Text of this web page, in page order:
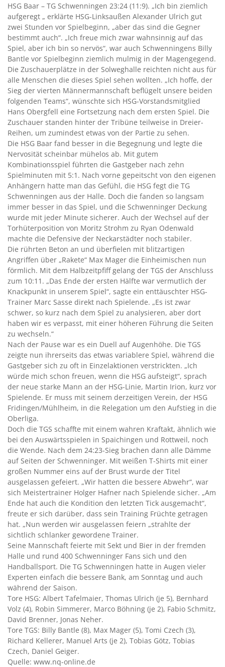
HSG Baar – TG Schwenningen 23:24 (11:9). „Ich bin ziemlich
aufgeregt „ erklärte HSG-Linksaußen Alexander Ulrich gut
zwei Stunden vor Spielbeginn, „aber das sind die Gegner
bestimmt auch“. „Ich freue mich zwar wahnsinnig auf das
Spiel, aber ich bin so nervös“, war auch Schwenningens Billy
Bantle vor Spielbeginn ziemlich mulmig in der Magengegend.
Die Zuschauerplätze in der Solweghalle reichten nicht aus für
alle Menschen die dieses Spiel sehen wollten. „Ich hoffe, der
Sieg der vierten Männermannschaft beflügelt unsere beiden
folgenden Teams“, wünschte sich HSG-Vorstandsmitglied
Hans Obergfell eine Fortsetzung nach dem ersten Spiel. Die
Zuschauer standen hinter der Tribüne teilweise in Dreier-
Reihen, um zumindest etwas von der Partie zu sehen.
Die HSG Baar fand besser in die Begegnung und legte die
Nervosität scheinbar mühelos ab. Mit gutem
Kombinationsspiel führten die Gastgeber nach zehn
Spielminuten mit 5:1. Nach vorne gepeitscht von den eigenen
Anhängern hatte man das Gefühl, die HSG fegt die TG
Schwenningen aus der Halle. Doch die fanden so langsam
immer besser in das Spiel, und die Schwenninger Deckung
wurde mit jeder Minute sicherer. Auch der Wechsel auf der
Torhüterposition von Moritz Strohm zu Ryan Odenwald
machte die Defensive der Neckarstädter noch stabiler.
Die rührten Beton an und überfielen mit blitzartigen
Angriffen über „Rakete“ Max Mager die Einheimischen nun
förmlich. Mit dem Halbzeitpfiff gelang der TGS der Anschluss
zum 10:11. „Das Ende der ersten Hälfte war vermutlich der
Knackpunkt in unserem Spiel“, sagte ein enttäuschter HSG-
Trainer Marc Sasse direkt nach Spielende. „Es ist zwar
schwer, so kurz nach dem Spiel zu analysieren, aber dort
haben wir es verpasst, mit einer höheren Führung die Seiten
zu wechseln.“
Nach der Pause war es ein Duell auf Augenhöhe. Die TGS
zeigte nun ihrerseits das etwas variablere Spiel, während die
Gastgeber sich zu oft in Einzelaktionen verstrickten. „Ich
würde mich schon freuen, wenn die HSG aufsteigt“, sprach
der neue starke Mann an der HSG-Linie, Martin Irion, kurz vor
Spielende. Er muss mit seinem derzeitigen Verein, der HSG
Fridingen/Mühlheim, in die Relegation um den Aufstieg in die
Oberliga.
Doch die TGS schaffte mit einem wahren Kraftakt, ähnlich wie
bei den Auswärtsspielen in Spaichingen und Rottweil, noch
die Wende. Nach dem 24:23-Sieg brachen dann alle Dämme
auf Seiten der Schwenninger. Mit weißen T-Shirts mit einer
großen Nummer eins auf der Brust wurde der Titel
ausgelassen gefeiert. „Wir hatten die bessere Abwehr“, war
sich Meistertrainer Holger Hafner nach Spielende sicher. „Am
Ende hat auch die Kondition den letzten Tick ausgemacht“,
freute er sich darüber, dass sein Training Früchte getragen
hat. „Nun werden wir ausgelassen feiern „strahlte der
sichtlich schlanker gewordene Trainer.
Seine Mannschaft feierte mit Sekt und Bier in der fremden
Halle und rund 400 Schwenninger Fans sich und den
Handballsport. Die TG Schwenningen hatte in Augen vieler
Experten einfach die bessere Bank, am Sonntag und auch
während der Saison.
Tore HSG: Albert Tafelmaier, Thomas Ulrich (je 5), Bernhard
Volz (4), Robin Simmerer, Marco Böhning (je 2), Fabio Schmitz,
David Brenner, Jonas Neher.
Tore TGS: Billy Bantle (8), Max Mager (5), Tomi Czech (3),
Richard Kellerer, Manuel Arts (je 2), Tobias Götz, Tobias
Czech, Daniel Geiger.
Quelle: www.nq-online.de